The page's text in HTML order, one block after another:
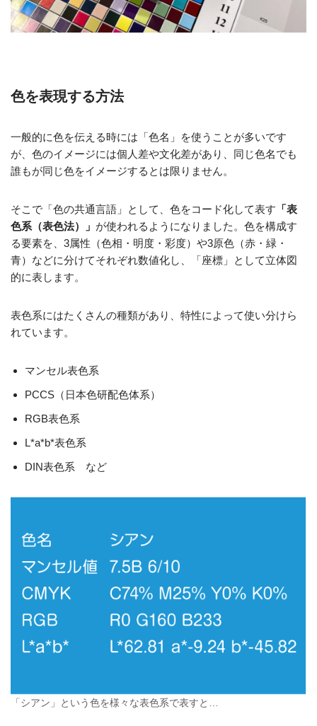
色を表現する方法
一般的に色を伝える時には「色名」を使うことが多いです
が、色のイメージには個人差や文化差があり、同じ色名でも
誰もが同じ色をイメージするとは限りません。
そこで「色の共通言語」として、色をコード化して表す 「表
色系（表色法）」 が使われるようになりました。色を構成す
る要素を、3属性（色相・明度・彩度）や3原色（赤・緑・
青）などに分けてそれぞれ数値化し、「座標」として立体図
的に表します。
表色系にはたくさんの種類があり、特性によって使い分けら
れています。
マンセル表色系
PCCS（日本色研配色体系）
RGB表色系
L*a*b*表色系
DIN表色系 など
「シアン」という色を様々な表色系で表すと…